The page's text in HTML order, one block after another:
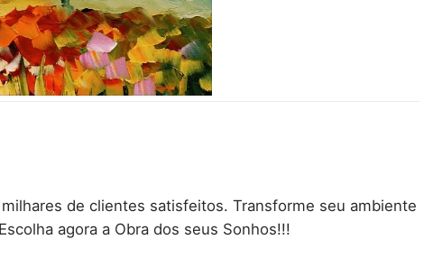
de clientes satisfeitos. Transforme seu ambiente
agora a Obra dos seus Sonhos!!!